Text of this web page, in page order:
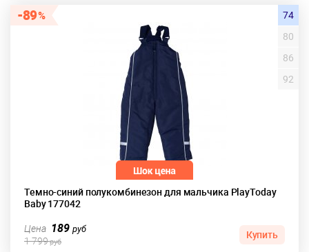
89
Темно-синий полукомбинезон для мальчика PlayToday
Baby 177042
74
80
86
92
Цена 189руб
1 799руб
Купить